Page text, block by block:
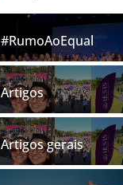
#RumoAoEqual
Artigos
Artigos gerais